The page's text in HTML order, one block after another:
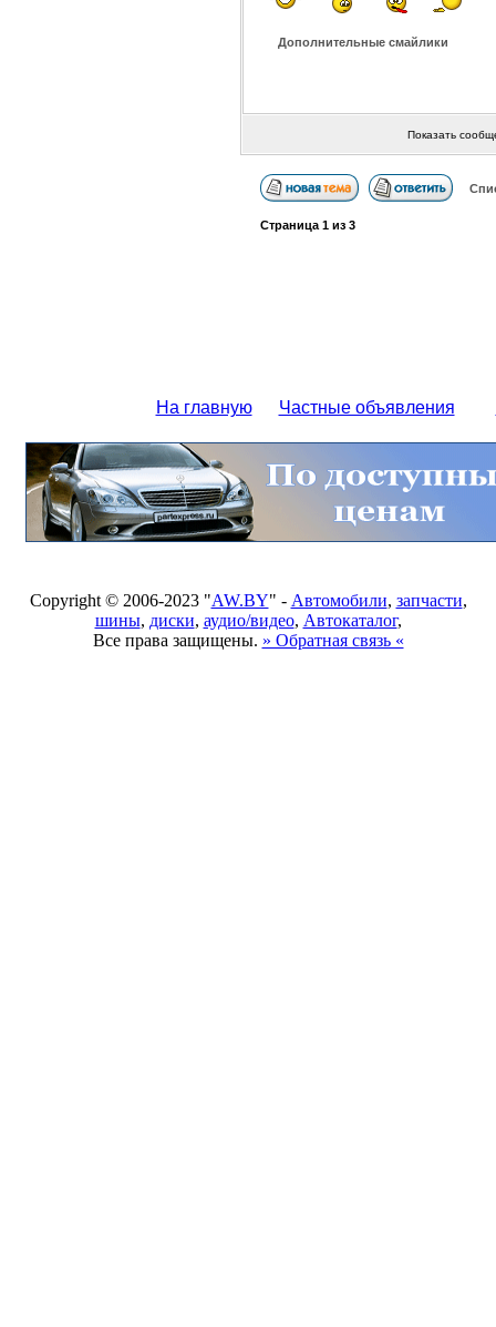
Дополнительные смайлики
Показать
Страница 1из 3
На главную Частные объявления
Copyright © 2006-2023 "AW.BY" - Автомобили, запчасти,
шины, диски, аудио/видео, Автокаталог,
Все права защищены. » Обратная связь «